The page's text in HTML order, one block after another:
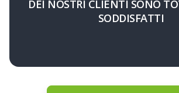
DEI NOSTRI CLIENTI SONO
SODDISFATTI